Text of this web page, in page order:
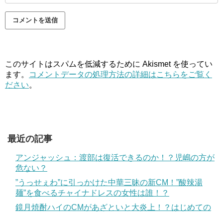
このサイトはスパムを低減するために Akismet を使ってい
ます。
コメントデータの処理方法の詳細はこちらをご覧く
ださい。
最近の記事
アンジャッシュ：渡部は復活できるのか！？児嶋の方が
危ない？
”うっせぇわ”に引っかけた中華三昧の新CM！”酸辣湯
麺”を食べるチャイナドレスの女性は誰！？
鏡月焼酎ハイのCMがあざといと大炎上！？はじめての